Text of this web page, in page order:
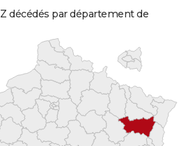
décédés par département de